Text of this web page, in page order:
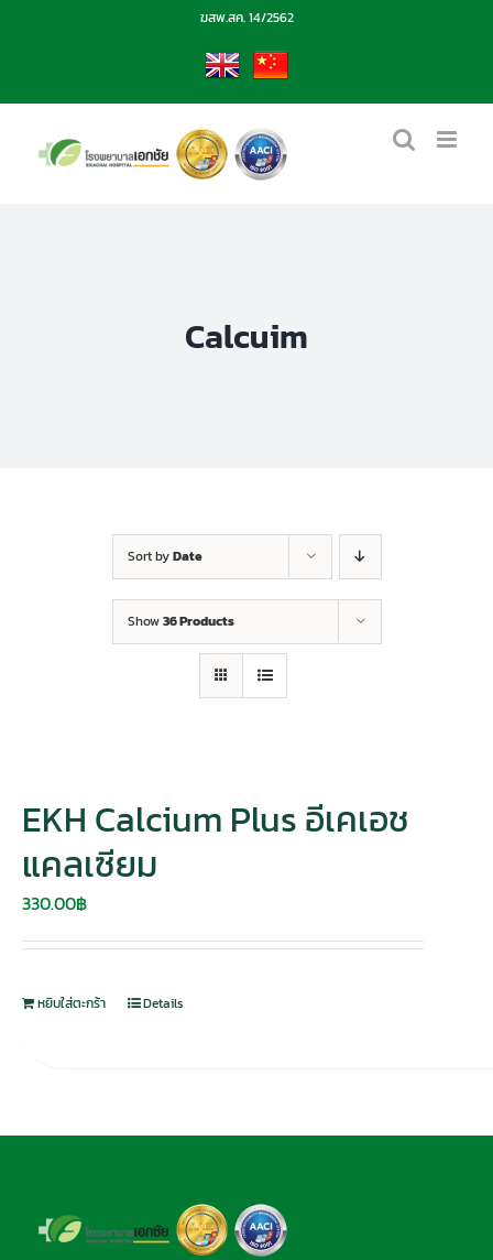
ฆสพ.สค. 14/2562
EN CN
Calcuim
Sort byDate
Show36 Products
EKH Calcium Plus อีเคเอช
แคลเซียม
330.00฿
หยิบใส่ตะกร้า Details